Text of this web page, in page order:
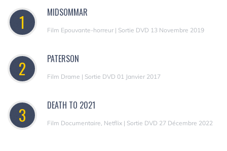
1 MIDSOMMAR
Film Epouvante-horreur | Sortie DVD 13 Novembre 2019
2 PATERSON
Film Drame | Sortie DVD 01 Janvier 2017
3 DEATH TO 2021
Film Documentaire, Netflix | Sortie DVD 27 Décembre 2022